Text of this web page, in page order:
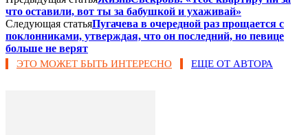
что оставили, вот ты за бабушкой и ухаживай»
Следующая статьяПугачева в очередной раз прощается с
поклонниками, утверждая, что он последний, но певице
больше не верят
ЭТО МОЖЕТ БЫТЬ ИНТЕРЕСНО ЕЩЕ ОТ АВТОРА